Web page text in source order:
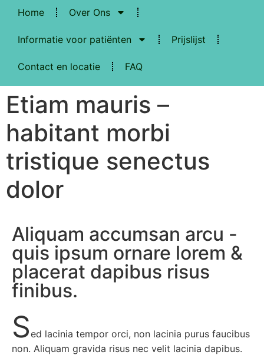
Home Over Ons
Informatie voor patiënten Prijslijst
Contact en locatie FAQ
Etiam mauris –
habitant morbi
tristique senectus
dolor
Aliquam accumsan arcu -
quis ipsum ornare lorem &
placerat dapibus risus
finibus.
Sed lacinia tempor orci, non lacinia purus faucibus
non. Aliquam gravida risus nec velit lacinia dapibus.